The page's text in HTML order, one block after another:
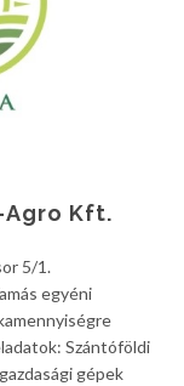
Kft.
5/1.
egyéni
Szántóföldi
gépek